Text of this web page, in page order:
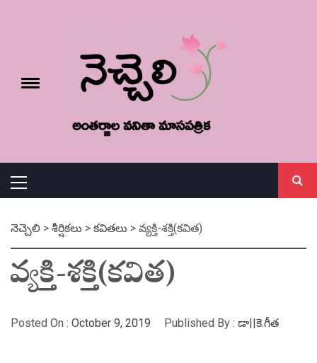
Toggle
Menu
నెచ్చెలి > శీర్షికలు > కవితలు > వ్యక్తి-శక్తి(కవిత)
వ్యక్తి-శక్తి(కవిత)
Posted On : October 9, 2019 Published By : డా||కె.గీత